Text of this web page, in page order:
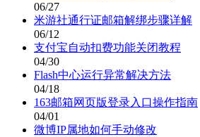
06/27
米游社通行证邮箱解绑步骤详解
06/12
支付宝自动扣费功能关闭教程
04/30
Flash中心运行异常解决方法
04/18
163邮箱网页版登录入口操作指南
04/01
微博IP属地如何手动修改